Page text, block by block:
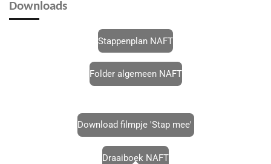
Downloads
Stappenplan NAFT
Folder algemeen NAFT
Download filmpje 'Stap mee'
Draaiboek NAFT